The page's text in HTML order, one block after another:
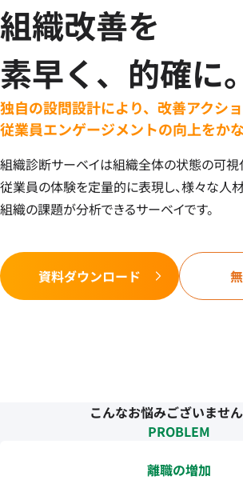
組織改善を
素早く、的確に。
独自の設問設計により、改善アクシ
従業員エンゲージメントの向上をか
組織診断サーベイは組織全体の状態の可視
従業員の体験を定量的に表現し、様々な人
組織の課題が分析できるサーベイです。
資料ダウンロード
こんなお悩みございませ
PROBLEM
離職の増加